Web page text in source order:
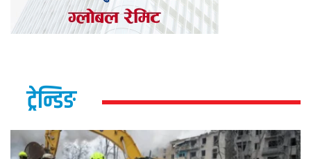
ट्रेन्डिङ